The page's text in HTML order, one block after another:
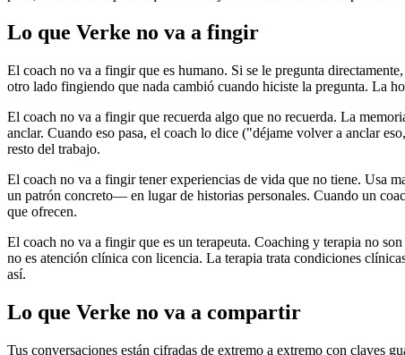
Lo que Verke no va a fingir
El coach no va a fingir que es humano. Si se le pregunta
otro lado fingiendo que nada cambió cuando hiciste la pregunta. La
El coach no va a fingir que recuerda algo que no recuerda. La
anclar. Cuando eso pasa, el coach lo dice ("déjame volver a anclar
resto del trabajo.
El coach no va a fingir tener experiencias de vida que no tiene. Usa
un patrón concreto— en lugar de historias personales. Cuando un
que ofrecen.
El coach no va a fingir que es un terapeuta. Coaching y terapia no
no es atención clínica con licencia. La terapia trata condiciones
así.
Lo que Verke no va a compartir
Tus conversaciones están cifradas de extremo a extremo con claves